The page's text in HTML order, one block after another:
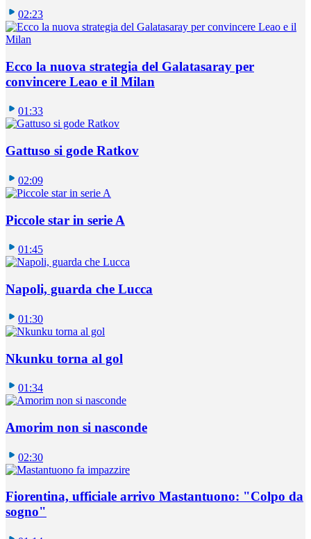
02:23
Ecco la nuova strategia del Galatasaray per
convincere Leao e il Milan
01:33
Gattuso si gode Ratkov
02:09
Piccole star in serie A
01:45
Napoli, guarda che Lucca
01:30
Nkunku torna al gol
01:34
Amorim non si nasconde
02:30
Fiorentina, ufficiale arrivo Mastantuono: "Colpo da
sogno"